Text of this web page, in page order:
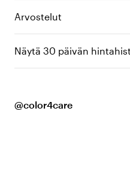
Arvostelut
Näytä 30 päivän
@color4care